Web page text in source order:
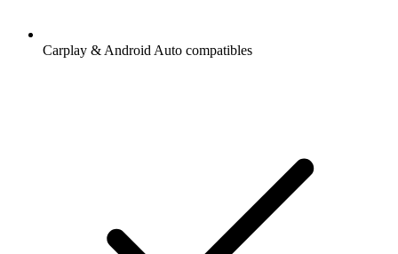
Carplay & Android Auto compatibles